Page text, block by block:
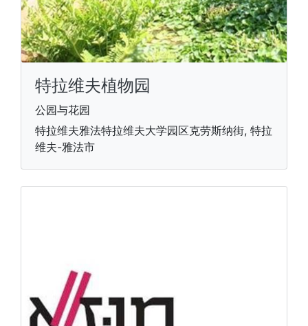
特拉维夫植物园
公园与花园
特拉维夫雅法特拉维夫大学园区克劳斯纳街, 特拉
维夫-雅法市